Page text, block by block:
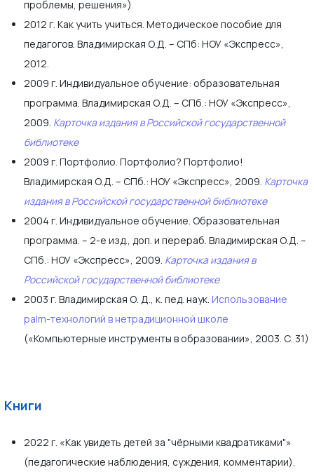
проблемы, решения»)
2012 г. Как учить учиться. Методическое пособие для
педагогов. Владимирская О.Д. – СПб: НОУ «Экспресс»,
2012.
2009 г. Индивидуальное обучение: образовательная
программа. Владимирская О.Д. – СПб.: НОУ «Экспресс»,
2009. Карточка издания в Российской государственной
библиотеке
2009 г. Портфолио. Портфолио? Портфолио!
Владимирская О.Д. – СПб.: НОУ «Экспресс», 2009. Карточка
издания в Российской государственной библиотеке
2004 г. Индивидуальное обучение. Образовательная
программа. – 2-е изд., доп. и перераб. Владимирская О.Д. –
СПб.: НОУ «Экспресс», 2009. Карточка издания в
Российской государственной библиотеке
2003 г. Владимирская О. Д., к. пед. наук. Использование
palm-технологий в нетрадиционной школе
(«Компьютерные инструменты в образовании», 2003. С. 31)
Книги
2022 г. «Как увидеть детей за "чёрными квадратиками"»
(педагогические наблюдения, суждения, комментарии).